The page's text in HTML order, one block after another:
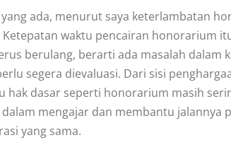
ada, menurut saya keterlambatan
waktu pencairan honorarium
berulang, berarti ada masalah dalam
segera dievaluasi. Dari sisi
hak dasar seperti honorarium masih
mengajar dan membantu jalannya
yang sama.